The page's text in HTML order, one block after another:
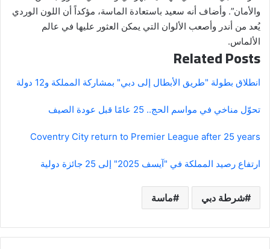
والأمان”. وأضاف أنه سعيد باستعادة الماسة، مؤكداً أن اللون الوردي
يُعد من أندر وأصعب الألوان التي يمكن العثور عليها في عالم
الألماس.
Related Posts
انطلاق بطولة "طريق الأبطال إلى دبي" بمشاركة المملكة و12 دولة
تحوّل مناخي في مواسم الحج.. 25 عامًا قبل عودة الصيف
Coventry City return to Premier League after 25 years
ارتفاع رصيد المملكة في "آيسف 2025" إلى 25 جائزة دولية
شرطة دبي ماسة